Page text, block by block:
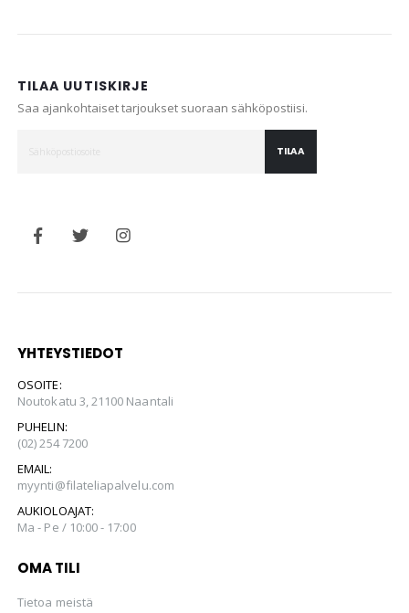
TILAA UUTISKIRJE
Saa ajankohtaiset tarjoukset suoraan sähköpostiisi.
TILAA
YHTEYSTIEDOT
OSOITE:
Noutokatu 3, 21100 Naantali
PUHELIN:
(02) 254 7200
EMAIL:
myynti@filateliapalvelu.com
AUKIOLOAJAT:
Ma - Pe / 10:00 - 17:00
OMA TILI
Tietoa meistä